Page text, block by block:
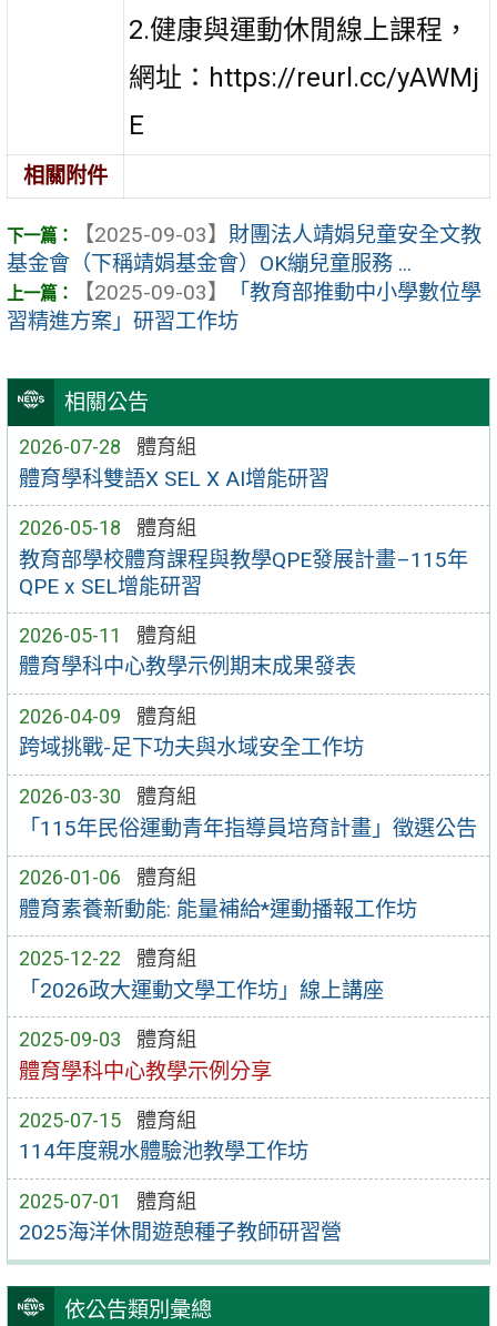
相關公告
2026-07-28 體育組
體育學科雙語X SEL X AI增能研習
2026-05-18 體育組
教育部學校體育課程與教學QPE發展計畫–115年
QPE x SEL增能研習
2026-05-11 體育組
體育學科中心教學示例期末成果發表
2026-04-09 體育組
跨域挑戰-足下功夫與水域安全工作坊
2026-03-30 體育組
「115年民俗運動青年指導員培育計畫」徵選公告
2026-01-06 體育組
體育素養新動能: 能量補給*運動播報工作坊
2025-12-22 體育組
「2026政大運動文學工作坊」線上講座
2025-09-03 體育組
體育學科中心教學示例分享
2025-07-15 體育組
114年度親水體驗池教學工作坊
2025-07-01 體育組
2025海洋休閒遊憩種子教師研習營
依公告類別彙總
2.健康與運動休閒線上課程，
網址：https://reurl.cc/yAWMj
E
相關附件
【2025-09-03】 財團法人靖娟兒童安全文教
基金會（下稱靖娟基金會）OK繃兒童服務 ...
【2025-09-03】
「教育部推動中小學數位學
習精進方案」研習工作坊